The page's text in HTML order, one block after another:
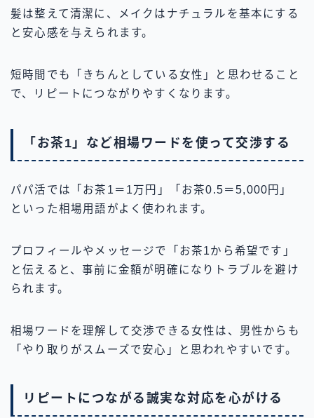
髪は整えて清潔に、メイクはナチュラルを基本にする
と安心感を与えられます。
短時間でも「きちんとしている女性」と思わせること
で、リピートにつながりやすくなります。
「お茶1」など相場ワードを使って交渉する
パパ活では「お茶1＝1万円」「お茶0.5＝5,000円」
といった相場用語がよく使われます。
プロフィールやメッセージで「お茶1から希望です」
と伝えると、事前に金額が明確になりトラブルを避け
られます。
相場ワードを理解して交渉できる女性は、男性からも
「やり取りがスムーズで安心」と思われやすいです。
リピートにつながる誠実な対応を心がける